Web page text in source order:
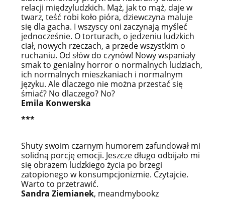
relacji międzyludzkich. Mąż, jak to mąż, daje w
twarz, teść robi koło pióra, dziewczyna maluje
się dla gacha. I wszyscy oni zaczynają myśleć
jednocześnie. O torturach, o jedzeniu ludzkich
ciał, nowych rzeczach, a przede wszystkim o
ruchaniu. Od słów do czynów! Nowy wspaniały
smak to genialny horror o normalnych ludziach,
ich normalnych mieszkaniach i normalnym
języku. Ale dlaczego nie można przestać się
śmiać? No dlaczego? No?
Emila Konwerska
***
Shuty swoim czarnym humorem zafundował mi
solidną porcję emocji. Jeszcze długo odbijało mi
się obrazem ludzkiego życia po brzegi
zatopionego w konsumpcjonizmie. Czytajcie.
Warto to przetrawić.
Sandra Ziemianek, meandmybookz